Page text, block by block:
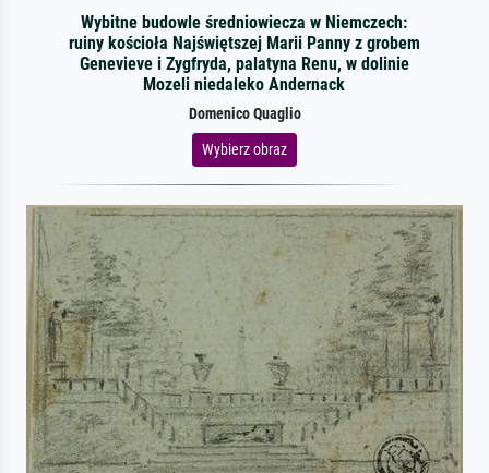
Wybitne budowle średniowiecza w Niemczech:
ruiny kościoła Najświętszej Marii Panny z grobem
Genevieve i Zygfryda, palatyna Renu, w dolinie
Mozeli niedaleko Andernack
Domenico Quaglio
Wybierz obraz